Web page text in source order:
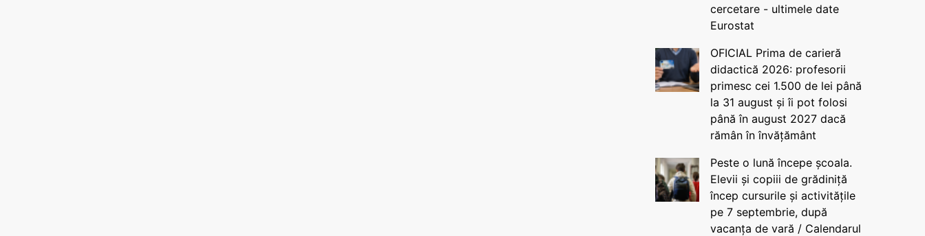
cercetare - ultimele date
Eurostat
OFICIAL Prima de carieră
didactică 2026: profesorii
primesc cei 1.500 de lei până
la 31 august și îi pot folosi
până în august 2027 dacă
rămân în învățământ
Peste o lună începe școala.
Elevii și copiii de grădiniță
încep cursurile și activitățile
pe 7 septembrie, după
vacanța de vară / Calendarul